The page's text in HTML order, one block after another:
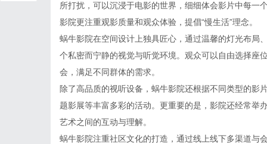
所打扰，可以沉浸于电影的世界，细细体会影片中每一
影院更注重观影质量和观众体验，提倡“慢生活”理念。
蜗牛影院在空间设计上独具匠心，通过温馨的灯光布局
个私密而宁静的视觉与听觉环境。观众可以自由选择座
会，满足不同群体的需求。
除了高品质的视听设备，蜗牛影院还根据不同类型的影
题影展等丰富多彩的活动。更重要的是，影院还经常举
艺术之间的互动与理解。
蜗牛影院注重社区文化的打造，通过线上线下多渠道与